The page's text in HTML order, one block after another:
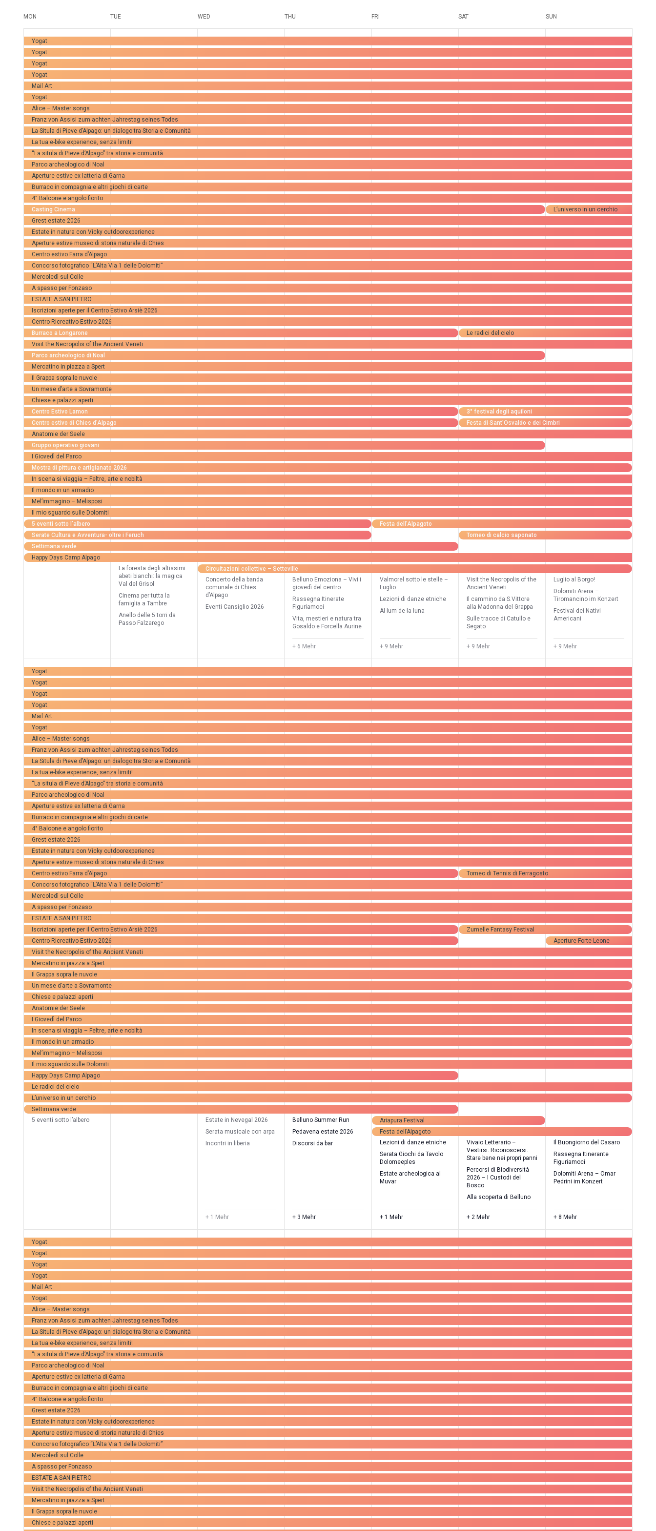
Kalender
von
Veranstaltungen
MON TUE WED THU FRI SAT SUN
47
Veranstaltungen,
Yogat
Yogat
Yogat
Yogat
Mail Art
Yogat
Alice – Master songs
Franz von Assisi zum achten Jahrestag seines Todes
La Situla di Pieve d’Alpago: un dialogo tra Storia e Comunità
La tua e-bike experience, senza limiti!
“La situla di Pieve d’Alpago” tra storia e comunità
Parco archeologico di Noal
Aperture estive ex latteria di Garna
Burraco in compagnia e altri giochi di carte
4° Balcone e angolo fiorito
Casting Cinema
Grest estate 2026
Estate in natura con Vicky outdoorexperience
Aperture estive museo di storia naturale di Chies
Centro estivo Farra d’Alpago
Concorso fotografico “L’Alta Via 1 delle Dolomiti”
Mercoledì sul Colle
A spasso per Fonzaso
ESTATE A SAN PIETRO
Iscrizioni aperte per il Centro Estivo Arsiè 2026
Centro Ricreativo Estivo 2026
Burraco a Longarone
Visit the Necropolis of the Ancient Veneti
Parco archeologico di Noal
Mercatino in piazza a Spert
Il Grappa sopra le nuvole
Un mese d’arte a Sovramonte
Chiese e palazzi aperti
Centro Estivo Lamon
Centro estivo di Chies d’Alpago
Anatomie der Seele
Gruppo operativo giovani
I Giovedì del Parco
Mostra di pittura e artigianato 2026
In scena si viaggia – Feltre, arte e nobiltà
Il mondo in un armadio
Mel’immagino – Melisposi
Il mio sguardo sulle Dolomiti
5 eventi sotto l’albero
Serate Cultura e Avventura- oltre i Feruch
Settimana verde
Happy Days Camp Alpago
50
Veranstaltungen,
La foresta degli altissimi
abeti bianchi: la magica
Val del Grisol
Cinema per tutta la
famiglia a Tambre
Anello delle 5 torri da
Passo Falzarego
50
Veranstaltungen,
Circuitazioni collettive – Setteville
Concerto della banda
comunale di Chies
d’Alpago
Eventi Cansiglio 2026
57
Veranstaltungen,
Belluno Emoziona – Vivi i
giovedì del centro
Rassegna Itinerate
Figuriamoci
Vita, mestieri e natura tra
Gosaldo e Forcella Aurine
+ 6 Mehr
59
Veranstaltungen,
Festa dell’Alpagoto
Valmorel sotto le stelle –
Luglio
Lezioni di danze etniche
Al lum de la luna
+ 9 Mehr
59
Veranstaltungen,
Le radici del cielo
3° festival degli aquiloni
Festa di Sant’Osvaldo e dei Cimbri
Torneo di calcio saponato
Visit the Necropolis of the
Ancient Veneti
Il cammino da S.Vittore
alla Madonna del Grappa
Sulle tracce di Catullo e
Segato
+ 9 Mehr
57
Veranstaltungen,
L’universo in un cerchio
Luglio al Borgo!
Dolomiti Arena –
Tiromancino im Konzert
Festival dei Nativi
Americani
+ 9 Mehr
41
Veranstaltungen,
Yogat
Yogat
Yogat
Yogat
Mail Art
Yogat
Alice – Master songs
Franz von Assisi zum achten Jahrestag seines Todes
La Situla di Pieve d’Alpago: un dialogo tra Storia e Comunità
La tua e-bike experience, senza limiti!
“La situla di Pieve d’Alpago” tra storia e comunità
Parco archeologico di Noal
Aperture estive ex latteria di Garna
Burraco in compagnia e altri giochi di carte
4° Balcone e angolo fiorito
Grest estate 2026
Estate in natura con Vicky outdoorexperience
Aperture estive museo di storia naturale di Chies
Centro estivo Farra d’Alpago
Concorso fotografico “L’Alta Via 1 delle Dolomiti”
Mercoledì sul Colle
A spasso per Fonzaso
ESTATE A SAN PIETRO
Iscrizioni aperte per il Centro Estivo Arsiè 2026
Centro Ricreativo Estivo 2026
Visit the Necropolis of the Ancient Veneti
Mercatino in piazza a Spert
Il Grappa sopra le nuvole
Un mese d’arte a Sovramonte
Chiese e palazzi aperti
Anatomie der Seele
I Giovedì del Parco
In scena si viaggia – Feltre, arte e nobiltà
Il mondo in un armadio
Mel’immagino – Melisposi
Il mio sguardo sulle Dolomiti
Happy Days Camp Alpago
Le radici del cielo
L’universo in un cerchio
Settimana verde
5 eventi sotto l’albero
40
Veranstaltungen,
44
Veranstaltungen,
Estate in Nevegal 2026
Serata musicale con arpa
Incontri in liberia
+ 1 Mehr
46
Veranstaltungen,
Belluno Summer Run
Pedavena estate 2026
Discorsi da bar
+ 3 Mehr
46
Veranstaltungen,
Ariapura Festival
Festa dell’Alpagoto
Lezioni di danze etniche
Serata Giochi da Tavolo
Dolomeeples
Estate archeologica al
Muvar
+ 1 Mehr
44
Veranstaltungen,
Torneo di Tennis di Ferragosto
Zumelle Fantasy Festival
Vivaio Letterario –
Vestirsi. Riconoscersi.
Stare bene nei propri panni
Percorsi di Biodiversità
2026 – I Custodi del
Bosco
Alla scoperta di Belluno
+ 2 Mehr
50
Veranstaltungen,
Aperture Forte Leone
Il Buongiorno del Casaro
Rassegna Itinerante
Figuriamoci
Dolomiti Arena – Omar
Pedrini im Konzert
+ 8 Mehr
38
Veranstaltungen,
Yogat
Yogat
Yogat
Yogat
Mail Art
Yogat
Alice – Master songs
Franz von Assisi zum achten Jahrestag seines Todes
La Situla di Pieve d’Alpago: un dialogo tra Storia e Comunità
La tua e-bike experience, senza limiti!
“La situla di Pieve d’Alpago” tra storia e comunità
Parco archeologico di Noal
Aperture estive ex latteria di Garna
Burraco in compagnia e altri giochi di carte
4° Balcone e angolo fiorito
Grest estate 2026
Estate in natura con Vicky outdoorexperience
Aperture estive museo di storia naturale di Chies
Concorso fotografico “L’Alta Via 1 delle Dolomiti”
Mercoledì sul Colle
A spasso per Fonzaso
ESTATE A SAN PIETRO
Visit the Necropolis of the Ancient Veneti
Mercatino in piazza a Spert
Il Grappa sopra le nuvole
Chiese e palazzi aperti
37
Veranstaltungen,
37
Veranstaltungen,
40
Veranstaltungen,
40
Veranstaltungen,
41
Veranstaltungen,
42
Veranstaltungen,